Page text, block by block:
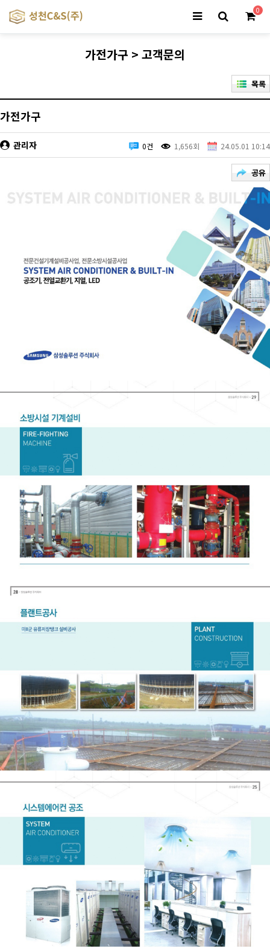
0
가전가구 > 고객문의
목록
가전가구
관리자 0건 1,656회 24.05.01 10:14
공유